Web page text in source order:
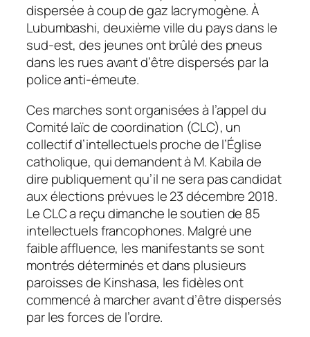
dispersée à coup de gaz lacrymogène. À
Lubumbashi, deuxième ville du pays dans le
sud-est, des jeunes ont brûlé des pneus
dans les rues avant d’être dispersés par la
police anti-émeute.
Ces marches sont organisées à l’appel du
Comité laïc de coordination (CLC), un
collectif d’intellectuels proche de l’Église
catholique, qui demandent à M. Kabila de
dire publiquement qu’il ne sera pas candidat
aux élections prévues le 23 décembre 2018.
Le CLC a reçu dimanche le soutien de 85
intellectuels francophones. Malgré une
faible affluence, les manifestants se sont
montrés déterminés et dans plusieurs
paroisses de Kinshasa, les fidèles ont
commencé à marcher avant d’être dispersés
par les forces de l’ordre.